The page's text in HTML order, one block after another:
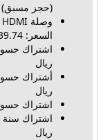
(حجز مسبق) —
السعر: 39.74 ريال
ريال
ريال
اشتراك حسون
ريال